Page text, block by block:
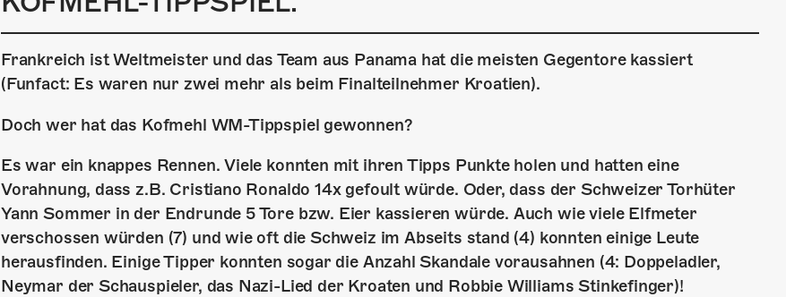
Frankreich ist Weltmeister und das Team aus Panama hat die meisten Gegentore kassiert
(Funfact: Es waren nur zwei mehr als beim Finalteilnehmer Kroatien).
Doch wer hat das Kofmehl WM-Tippspiel gewonnen?
Es war ein knappes Rennen. Viele konnten mit ihren Tipps Punkte holen und hatten eine
Vorahnung, dass z.B. Cristiano Ronaldo 14x gefoult würde. Oder, dass der Schweizer Torhüter
Yann Sommer in der Endrunde 5 Tore bzw. Eier kassieren würde. Auch wie viele Elfmeter
verschossen würden (7) und wie oft die Schweiz im Abseits stand (4) konnten einige Leute
herausfinden. Einige Tipper konnten sogar die Anzahl Skandale vorausahnen (4: Doppeladler,
Neymar der Schauspieler, das Nazi-Lied der Kroaten und Robbie Williams Stinkefinger)!